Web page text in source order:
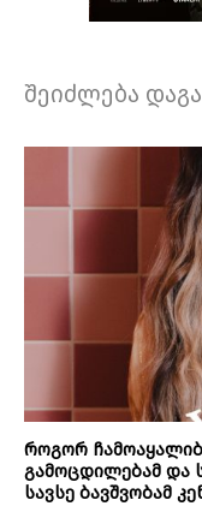
შეიძლება
როგორ
გამოცდილებამ და
სავსე ბავშვობამ